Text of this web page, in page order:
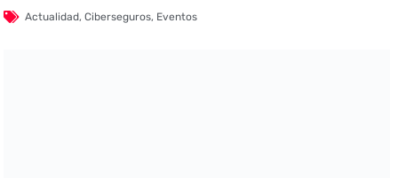
Actualidad,Ciberseguros, Eventos